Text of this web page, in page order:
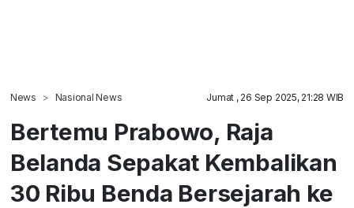
News Nasional News Jumat , 26 Sep 2025, 21:28 WIB
Bertemu Prabowo, Raja
Belanda Sepakat Kembalikan
30 Ribu Benda Bersejarah ke